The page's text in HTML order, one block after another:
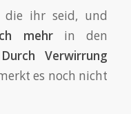
die ihr seid, und
mehr in den
Durch Verwirrung
es noch nicht